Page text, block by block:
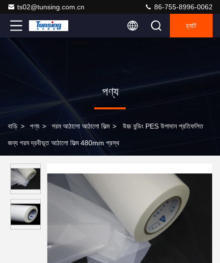
ts02@tunsing.com.cn 86-755-8996-0062
চ্যাট
পণ্য
বাড়ি > পণ্য > গরম আঠালো আঠালো ফিল্ম > উচ্চ বন্ডিং PES উপাদান প্রতিফলিত
জন্য গরম দ্রবীভূত আঠালো ফিল্ম 480mm প্রস্থ